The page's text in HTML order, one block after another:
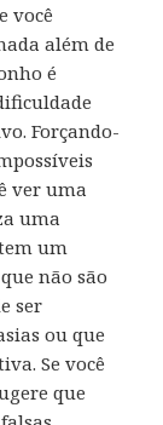
você
além de
é
Forçando-
ver uma
uma
um
não são
ser
ou que
Se você
que